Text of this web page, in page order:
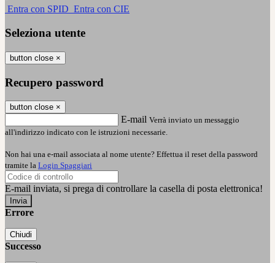
Entra con SPID Entra con CIE
Seleziona utente
button close ×
Recupero password
button close ×
E-mail Verrà inviato un messaggio
all'indirizzo indicato con le istruzioni necessarie.
Non hai una e-mail associata al nome utente? Effettua il reset della password
tramite la Login Spaggiari
E-mail inviata, si prega di controllare la casella di posta elettronica!
Errore
Chiudi
Successo